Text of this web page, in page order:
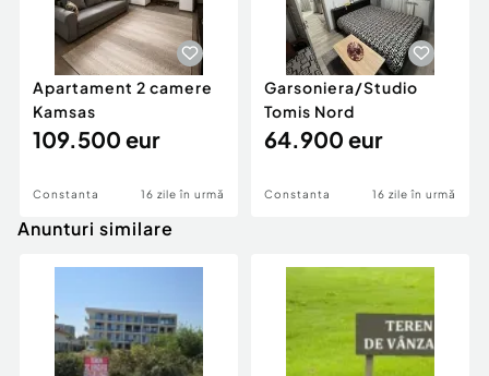
Apartament 2 camere
Kamsas
109.500 eur
Constanta 16 zile în urmă
Garsoniera/Studio
Tomis Nord
64.900 eur
Constanta 16 zile în urmă
Anunturi similare